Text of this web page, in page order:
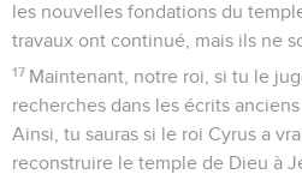
les nouvelles fondations du
travaux ont continué, mais ils ne
17 Maintenant, notre roi, si tu le
recherches dans les écrits
Ainsi, tu sauras si le roi Cyrus a
reconstruire le temple de Dieu à